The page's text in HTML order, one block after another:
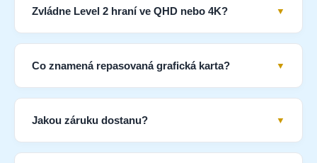
Zvládne Level 2 hraní ve QHD nebo 4K?
Co znamená repasovaná grafická karta?
Jakou záruku dostanu?